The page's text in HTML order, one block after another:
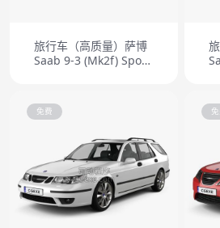
旅行车（高质量）萨博
Saab 9-3 (Mk2f) Sport
免费